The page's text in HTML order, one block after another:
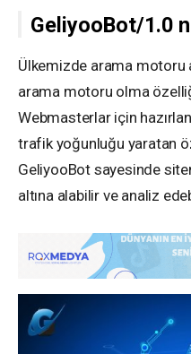
GeliyooBot/1.0
Ülkemizde arama motoru
arama motoru olma
Webmasterlar için
trafik yoğunluğu yaratan
GeliyooBot sayesinde
altına alabilir ve analiz